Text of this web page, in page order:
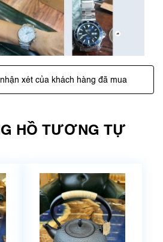
xét của khách hàng đã mua
HỒ TƯƠNG TỰ